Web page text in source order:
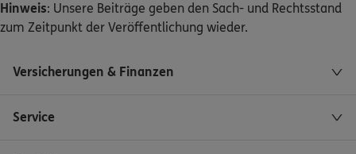
Hinweis: Unsere Beiträge geben den Sach- und Rechtsstand
zum Zeitpunkt der Veröffentlichung wieder.
Versicherungen & Finanzen
Service